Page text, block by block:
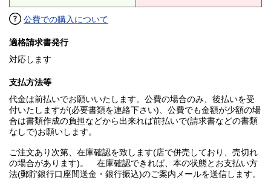
公費での購入について
適格請求書発行
対応します
支払方法等
代金は前払いでお願いいたします。公費の場合のみ、後払いを受
付いたしますが(必要書類を連絡下さい)、公費でも金額が少額の場
合は書類作成の負担などから出来れば前払いで(請求書などの書類
なしで)お願いします。
ご注文あり次第、在庫確認を致します(店で併売しており、売切れ
の場合があります)。 在庫確認できれば、本の状態とお支払い方
法(郵貯銀行口座間送金・銀行振込)のご案内メールを送信します。